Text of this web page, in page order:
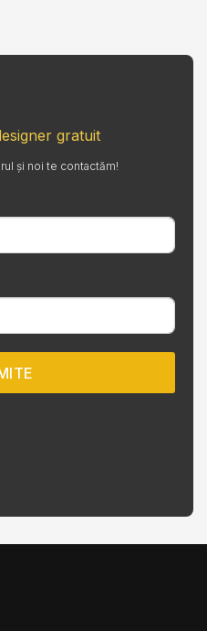
gratuit
și noi te contactăm!